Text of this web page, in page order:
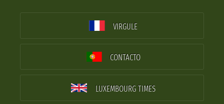
VIRGULE
CONTACTO
LUXEMBOURG TIMES